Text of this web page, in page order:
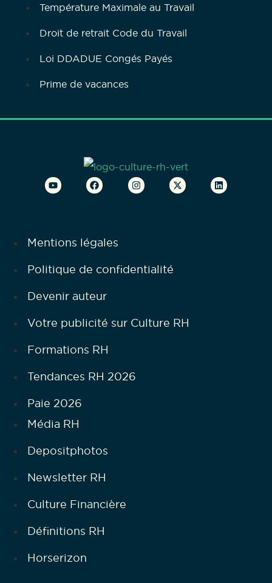
Température Maximale au Travail
Droit de retrait Code du Travail
Loi DDADUE Congés Payés
Prime de vacances
Mentions légales
Politique de confidentialité
Devenir auteur
Votre publicité sur Culture RH
Formations RH
Tendances RH 2026
Paie 2026
Média RH
Depositphotos
Newsletter RH
Culture Financière
Définitions RH
Horserizon